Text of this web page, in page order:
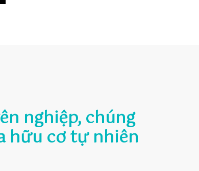
nghiệp, chúng
hữu cơ tự nhiên